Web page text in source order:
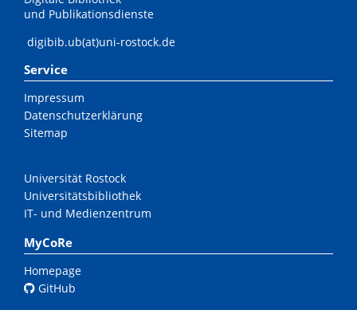
und Publikationsdienste
digibib.ub(at)uni-rostock.de
Service
Impressum
Datenschutzerklärung
Sitemap
Universität Rostock
Universitätsbibliothek
IT- und Medienzentrum
MyCoRe
Homepage
GitHub